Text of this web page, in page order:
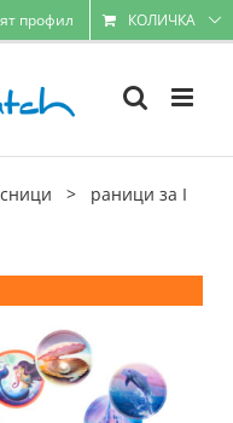
профил КОЛИЧКА
> раници за I